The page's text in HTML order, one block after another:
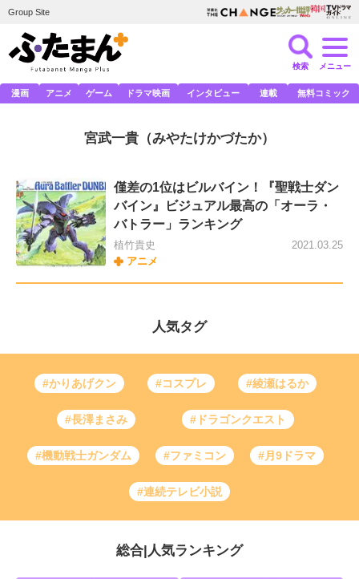
Group Site
検索 メニュー
漫画 アニメ ゲーム ドラマ映画 インタビュー 連載 無料コミック
宮武一貴 （みやたけかづたか）
僅差の1位はビルバイン！『聖戦士ダン
バイン』ビジュアル最高の「オーラ・
バトラー」ランキング
植竹貴史
アニメ
2021.03.25
人気タグ
#かりあげクン #コスプレ #綾瀬はるか
#長澤まさみ #ドラゴンクエスト
#機動戦士ガンダム #ファミコン #月9ドラマ
#連続テレビ小説
総合 人気ランキング